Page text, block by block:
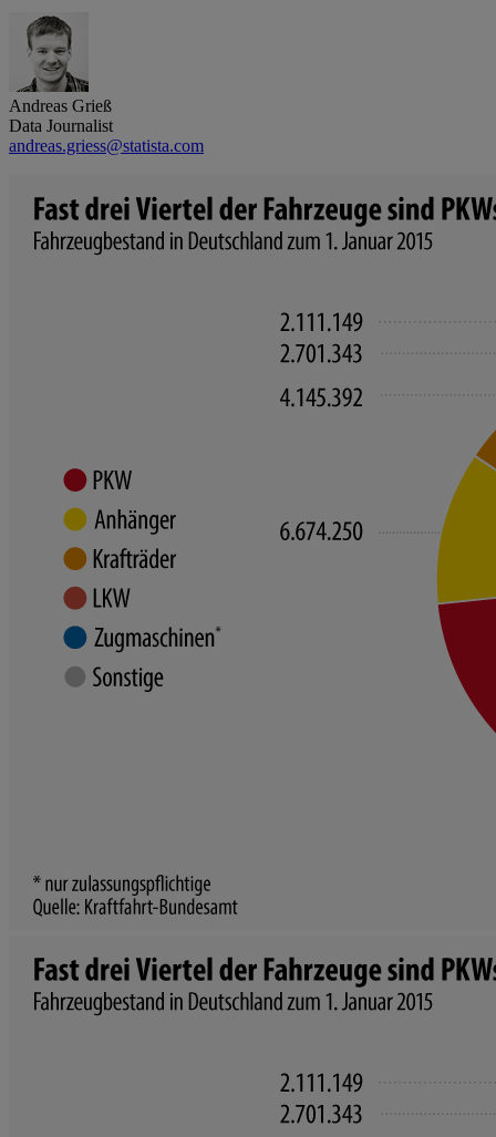
Andreas Grieß
Data Journalist
andreas.griess@statista.com